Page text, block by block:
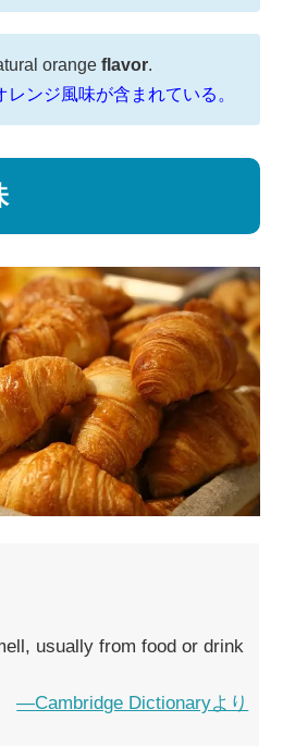
orange flavor.
ンジ風味が含まれている。
usually from food or drink
―Cambridge Dictionaryより